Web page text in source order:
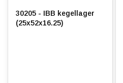
30205 - IBB kegellager
(25x52x16.25)